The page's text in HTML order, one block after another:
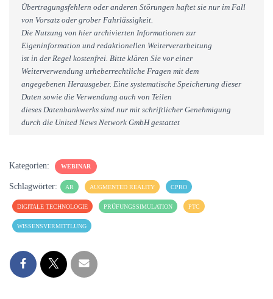
Übertragungsfehlern oder anderen Störungen haftet sie nur im Fall
von Vorsatz oder grober Fahrlässigkeit.
Die Nutzung von hier archivierten Informationen zur
Eigeninformation und redaktionellen Weiterverarbeitung
ist in der Regel kostenfrei. Bitte klären Sie vor einer
Weiterverwendung urheberrechtliche Fragen mit dem
angegebenen Herausgeber. Eine systematische Speicherung dieser
Daten sowie die Verwendung auch von Teilen
dieses Datenbankwerks sind nur mit schriftlicher Genehmigung
durch die United News Network GmbH gestattet
Kategorien: WEBINAR
Schlagwörter: AR AUGMENTED REALITY CPRO
DIGITALE TECHNOLOGIE PRÜFUNGSSIMULATION PTC
WISSENSVERMITTLUNG